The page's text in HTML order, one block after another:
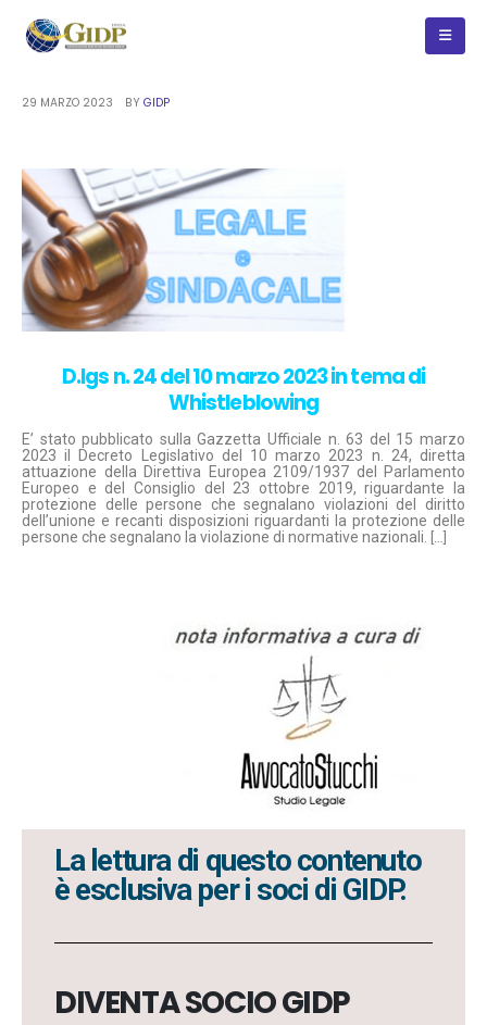
29 MARZO 2023 BY GIDP
D.lgs n. 24 del 10 marzo 2023 in tema di
Whistleblowing
E’ stato pubblicato sulla Gazzetta Ufficiale n. 63 del 15 marzo
2023 il Decreto Legislativo del 10 marzo 2023 n. 24, diretta
attuazione della Direttiva Europea 2109/1937 del Parlamento
Europeo e del Consiglio del 23 ottobre 2019, riguardante la
protezione delle persone che segnalano violazioni del diritto
dell’unione e recanti disposizioni riguardanti la protezione delle
persone che segnalano la violazione di normative nazionali.
[…]
La lettura di questo contenuto
è esclusiva per i soci di GIDP.
DIVENTA SOCIO GIDP